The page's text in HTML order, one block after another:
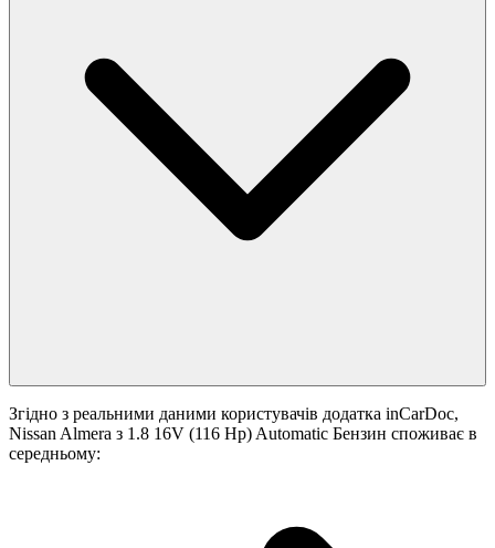
Згідно з реальними даними користувачів додатка inCarDoc,
Nissan Almera з 1.8 16V (116 Hp) Automatic Бензин споживає в
середньому: